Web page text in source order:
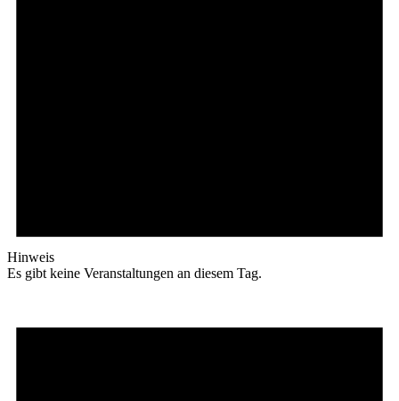
Hinweis
Es gibt keine Veranstaltungen an diesem Tag.